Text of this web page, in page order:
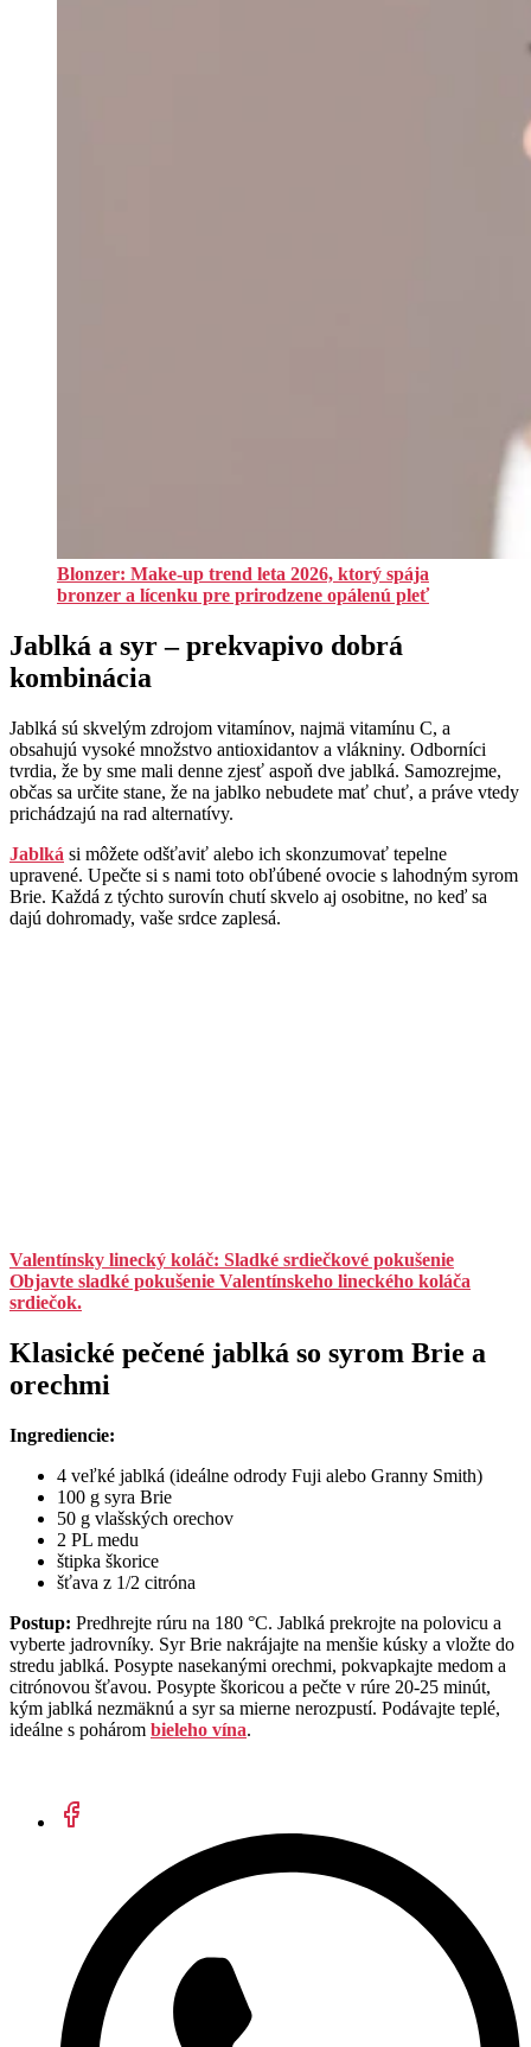
Blonzer: Make-up trend leta 2026, ktorý spája
bronzer a lícenku pre prirodzene opálenú pleť
Jablká a syr – prekvapivo dobrá
kombinácia
Jablká sú skvelým zdrojom vitamínov, najmä vitamínu C, a
obsahujú vysoké množstvo antioxidantov a vlákniny. Odborníci
tvrdia, že by sme mali denne zjesť aspoň dve jablká. Samozrejme,
občas sa určite stane, že na jablko nebudete mať chuť, a práve vtedy
prichádzajú na rad alternatívy.
Jablká si môžete odšťaviť alebo ich skonzumovať tepelne
upravené. Upečte si s nami toto obľúbené ovocie s lahodným syrom
Brie. Každá z týchto surovín chutí skvelo aj osobitne, no keď sa
dajú dohromady, vaše srdce zaplesá.
Valentínsky linecký koláč: Sladké srdiečkové pokušenie
Objavte sladké pokušenie Valentínskeho lineckého koláča
srdiečok.
Klasické pečené jablká so syrom Brie a
orechmi
Ingrediencie:
4 veľké jablká (ideálne odrody Fuji alebo Granny Smith)
100 g syra Brie
50 g vlašských orechov
2 PL medu
štipka škorice
šťava z 1/2 citróna
Postup: Predhrejte rúru na 180 °C. Jablká prekrojte na polovicu a
vyberte jadrovníky. Syr Brie nakrájajte na menšie kúsky a vložte do
stredu jablká. Posypte nasekanými orechmi, pokvapkajte medom a
citrónovou šťavou. Posypte škoricou a pečte v rúre 20-25 minút,
kým jablká nezmäknú a syr sa mierne nerozpustí. Podávajte teplé,
ideálne s pohárom bieleho vína.